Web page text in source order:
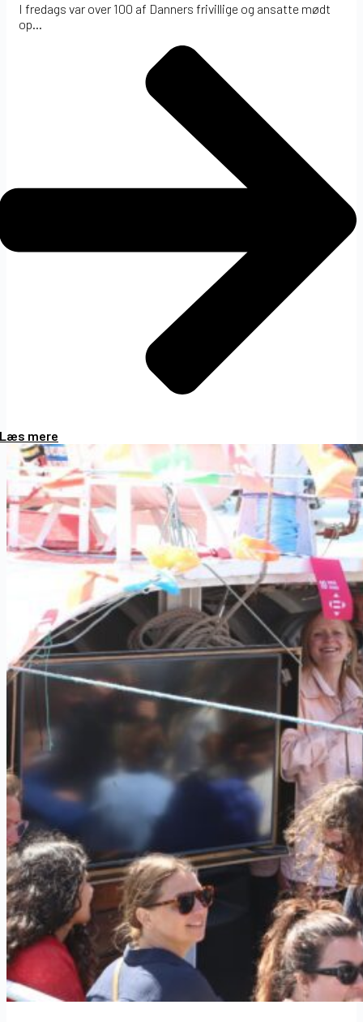
I fredags var over 100 af Danners frivillige og ansatte mødt
op...
Læs mere